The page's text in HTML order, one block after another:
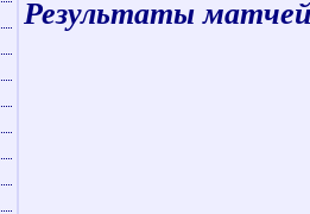
Результаты матчей